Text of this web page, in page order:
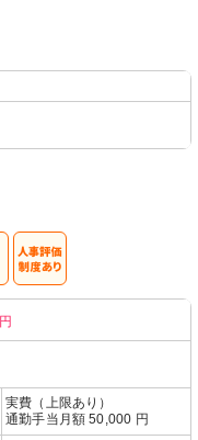
円
実費（上限あり）
通勤手当月額 50,000 円